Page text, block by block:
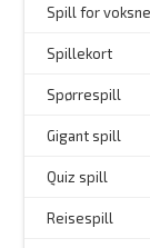
Spill for voksne
Spillekort
Spørrespill
Gigant spill
Quiz spill
Reisespill